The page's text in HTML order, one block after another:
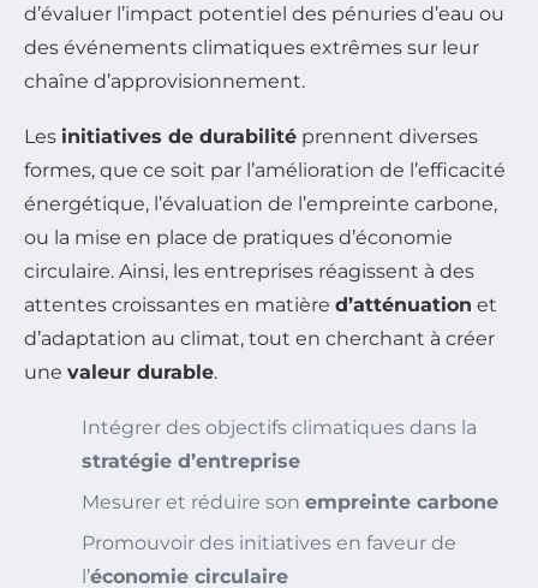
d’évaluer l’impact potentiel des pénuries d’eau ou
des événements climatiques extrêmes sur leur
chaîne d’approvisionnement.
Les initiatives de durabilité prennent diverses
formes, que ce soit par l’amélioration de l’efficacité
énergétique, l’évaluation de l’empreinte carbone,
ou la mise en place de pratiques d’économie
circulaire. Ainsi, les entreprises réagissent à des
attentes croissantes en matière d’atténuation et
d’adaptation au climat, tout en cherchant à créer
une valeur durable.
Intégrer des objectifs climatiques dans la
stratégie d’entreprise
Mesurer et réduire son empreinte carbone
Promouvoir des initiatives en faveur de
l’économie circulaire